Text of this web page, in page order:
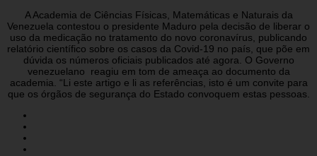
A Academia de Ciências Físicas, Matemáticas e Naturais da
Venezuela contestou o presidente Maduro pela decisão de liberar o
uso da medicação no tratamento do novo coronavírus, publicando
relatório científico sobre os casos da Covid-19 no país, que põe em
dúvida os números oficiais publicados até agora. O Governo
venezuelano reagiu em tom de ameaça ao documento da
academia. “Li este artigo e li as referências, isto é um convite para
que os órgãos de segurança do Estado convoquem estas pessoas.